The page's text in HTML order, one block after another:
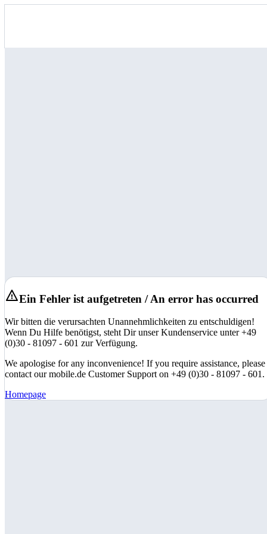
Ein Fehler ist aufgetreten / An error has occurred
Wir bitten die verursachten Unannehmlichkeiten zu entschuldigen!
Wenn Du Hilfe benötigst, steht Dir unser Kundenservice unter +49
(0)30 - 81097 - 601 zur Verfügung.
We apologise for any inconvenience! If you require assistance, please
contact our mobile.de Customer Support on +49 (0)30 - 81097 - 601.
Homepage